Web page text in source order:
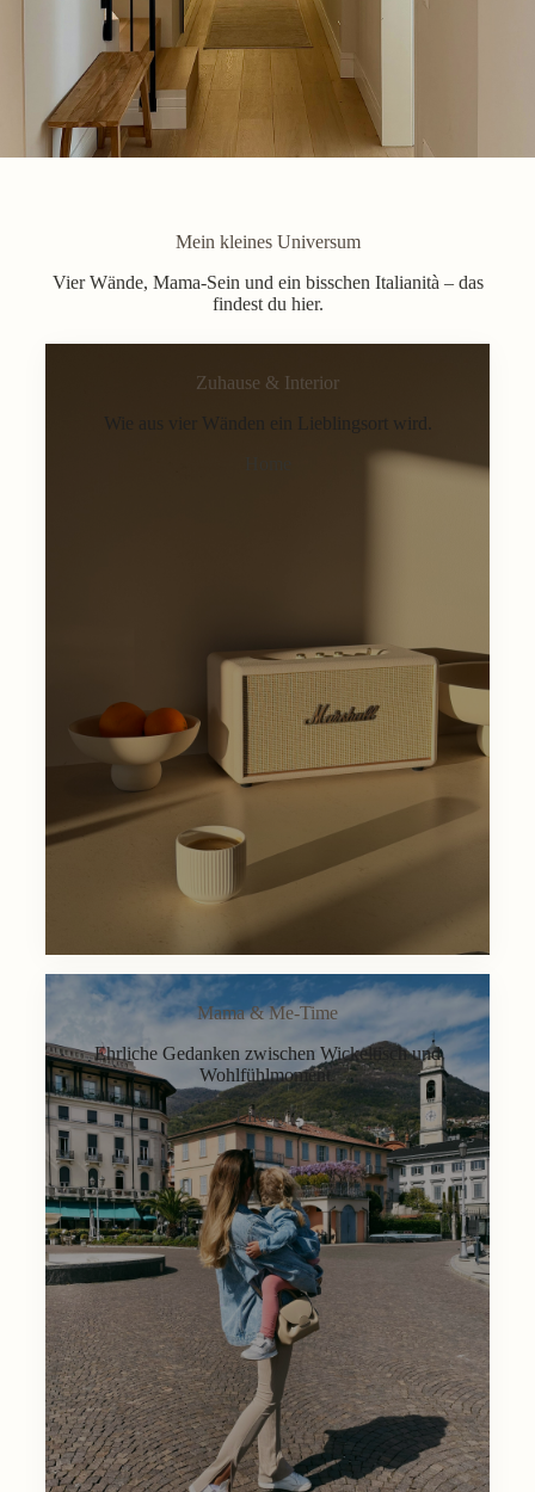
Mein kleines Universum
Vier Wände, Mama-Sein und ein bisschen Italianità – das
findest du hier.
Zuhause & Interior
Wie aus vier Wänden ein Lieblingsort wird.
Mama & Me-Time
Ehrliche Gedanken zwischen Wickeltisch und
Wohlfühlmoment.
Lifestyle